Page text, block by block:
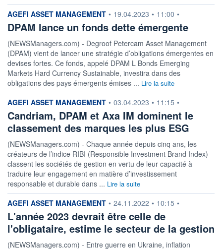
information fournie par
AGEFI ASSET MANAGEMENT • 19.04.2023 • 11:00 •
DPAM lance un fonds dette émergente
(NEWSManagers.com) - Degroof Petercam Asset Management
(DPAM) vient de lancer une stratégie d’obligations émergentes en
devises fortes. Ce fonds, appelé DPAM L Bonds Emerging
Markets Hard Currency Sustainable, investira dans des
obligations des pays émergents émises ... Lire la suite
information fournie par
AGEFI ASSET MANAGEMENT • 03.04.2023 • 11:15 •
Candriam, DPAM et Axa IM dominent le
classement des marques les plus ESG
(NEWSManagers.com) - Chaque année depuis cinq ans, les
créateurs de l’indice RIBI (Responsible Investment Brand Index)
classent les sociétés de gestion en vertu de leur capacité à
traduire leur engagement en matière d’investissement
responsable et durable dans ... Lire la suite
information fournie par
AGEFI ASSET MANAGEMENT • 24.11.2022 • 10:15 •
L'année 2023 devrait être celle de
l'obligataire, estime le secteur de la gestion
(NEWSManagers.com) - Entre guerre en Ukraine, inflation